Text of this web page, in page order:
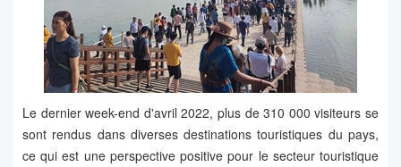
Le dernier week-end d'avril 2022, plus de 310 000 visiteurs se
sont rendus dans diverses destinations touristiques du pays,
ce qui est une perspective positive pour le secteur touristique